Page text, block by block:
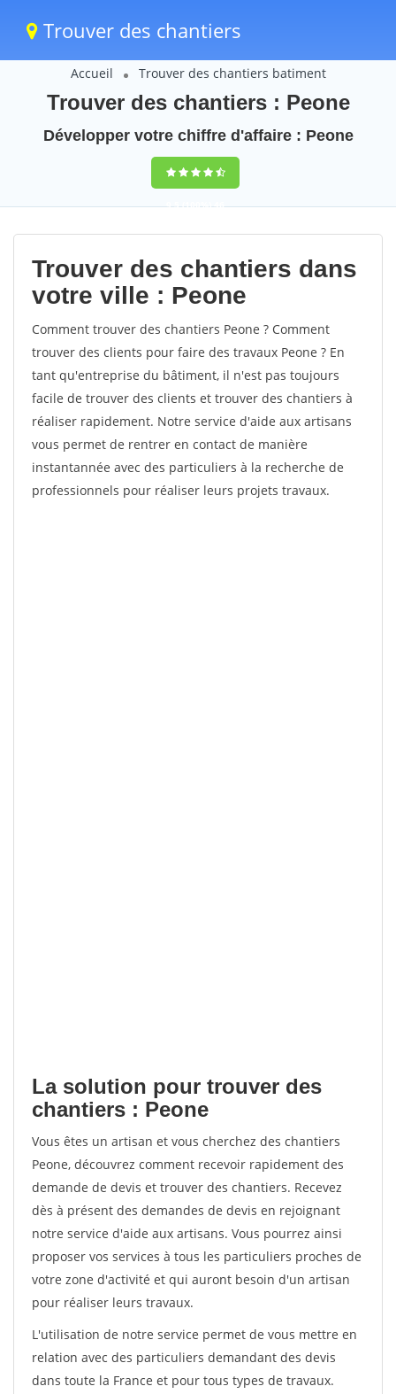
Trouver des chantiers
Accueil Trouver des chantiers batiment
Trouver des chantiers : Peone
Développer votre chiffre d'affaire : Peone
9,5(100%)46
votes
Trouver des chantiers dans
votre ville : Peone
Comment trouver des chantiers Peone ? Comment
trouver des clients pour faire des travaux Peone ? En
tant qu'entreprise du bâtiment, il n'est pas toujours
facile de trouver des clients et trouver des chantiers à
réaliser rapidement. Notre service d'aide aux artisans
vous permet de rentrer en contact de manière
instantannée avec des particuliers à la recherche de
professionnels pour réaliser leurs projets travaux.
La solution pour trouver des
chantiers : Peone
Vous êtes un artisan et vous cherchez des chantiers
Peone, découvrez comment recevoir rapidement des
demande de devis et trouver des chantiers. Recevez
dès à présent des demandes de devis en rejoignant
notre service d'aide aux artisans. Vous pourrez ainsi
proposer vos services à tous les particuliers proches de
votre zone d'activité et qui auront besoin d'un artisan
pour réaliser leurs travaux.
L'utilisation de notre service permet de vous mettre en
relation avec des particuliers demandant des devis
dans toute la France et pour tous types de travaux.